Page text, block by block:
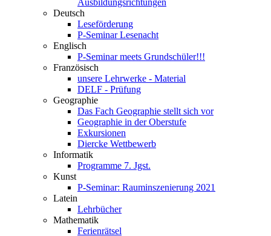
Ausbildungsrichtungen
Deutsch
Leseförderung
P-Seminar Lesenacht
Englisch
P-Seminar meets Grundschüler!!!
Französisch
unsere Lehrwerke - Material
DELF - Prüfung
Geographie
Das Fach Geographie stellt sich vor
Geographie in der Oberstufe
Exkursionen
Diercke Wettbewerb
Informatik
Programme 7. Jgst.
Kunst
P-Seminar: Rauminszenierung 2021
Latein
Lehrbücher
Mathematik
Ferienrätsel